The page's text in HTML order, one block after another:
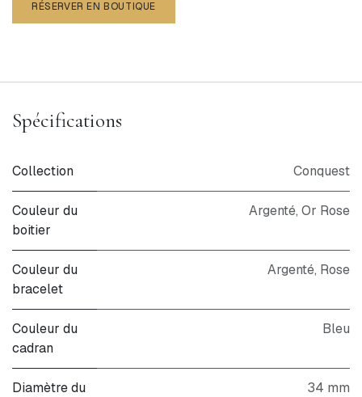
RÉSERVER EN BOUTIQUE
Spécifications
Collection Conquest
Couleur du
boitier
Argenté, Or Rose
Couleur du
bracelet
Argenté, Rose
Couleur du
cadran
Bleu
Diamètre du
34 mm